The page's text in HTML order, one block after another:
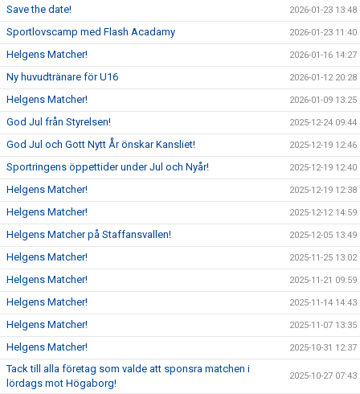
Save the date! 2026-01-23 13:48
Sportlovscamp med Flash Acadamy 2026-01-23 11:40
Helgens Matcher! 2026-01-16 14:27
Ny huvudtränare för U16 2026-01-12 20:28
Helgens Matcher! 2026-01-09 13:25
God Jul från Styrelsen! 2025-12-24 09:44
God Jul och Gott Nytt År önskar Kansliet! 2025-12-19 12:46
Sportringens öppettider under Jul och Nyår! 2025-12-19 12:40
Helgens Matcher! 2025-12-19 12:38
Helgens Matcher! 2025-12-12 14:59
Helgens Matcher på Staffansvallen! 2025-12-05 13:49
Helgens Matcher! 2025-11-25 13:02
Helgens Matcher! 2025-11-21 09:59
Helgens Matcher! 2025-11-14 14:43
Helgens Matcher! 2025-11-07 13:35
Helgens Matcher! 2025-10-31 12:37
Tack till alla företag som valde att sponsra matchen i
lördags mot Högaborg!
2025-10-27 07:43